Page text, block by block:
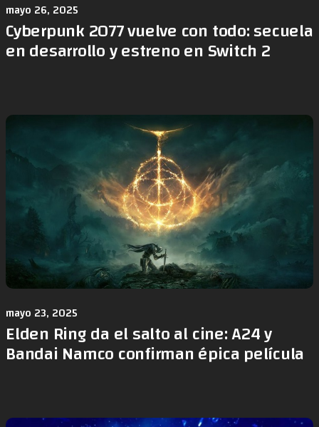
mayo 26, 2025
Cyberpunk 2077 vuelve con todo: secuela
en desarrollo y estreno en Switch 2
mayo 23, 2025
Elden Ring da el salto al cine: A24 y
Bandai Namco confirman épica película